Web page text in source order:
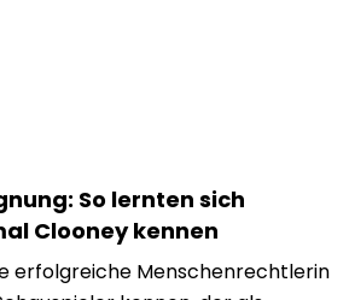
So lernten sich
Clooney kennen
erfolgreiche Menschenrechtlerin